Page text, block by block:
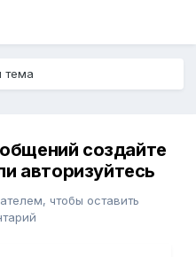
тема
создайте
авторизуйтесь
чтобы оставить